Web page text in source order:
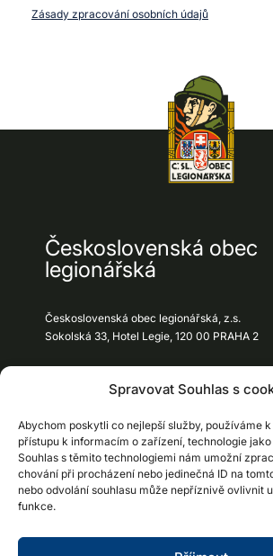
Spravovat Souhlas s
Abychom poskytli co nejlepší služby, používáme
přístupu k informacím o zařízení, technologie
Souhlas s těmito technologiemi nám umožní
chování při procházení nebo jedinečná ID na
nebo odvolání souhlasu může nepříznivě ovlivnit
funkce.
Zásady zpracování osobních údajů
Československá obec
legionářská
Československá obec legionářská, z.s.
Sokolská 33, Hotel Legie, 120 00 PRAHA 2
+420123456789
ČSOL E-shop
Podpořte nás
GDPR
Expozice a muzea Kalendář výstav